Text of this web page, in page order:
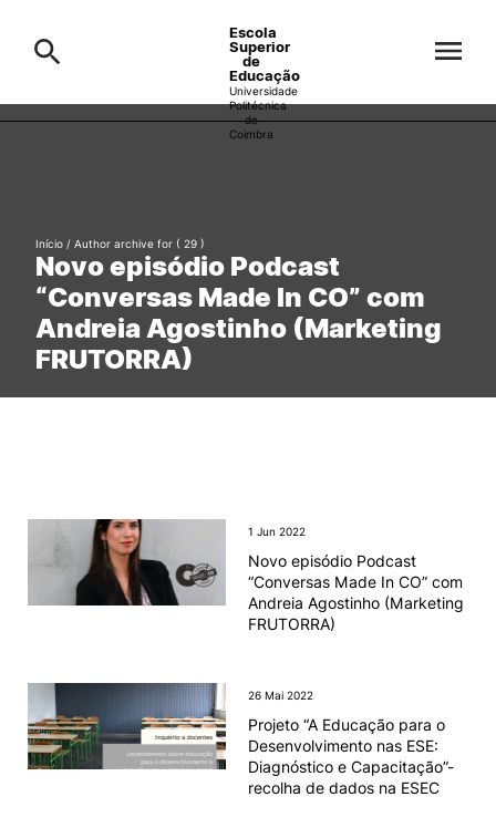
Candidatos
Docentes
Knowledge Factory
Candidaturas
Elogio / Sugestão / Reclamação Contactos Denúncias
©2026 Instituto Politécnico de Coimbra. Todos os direitos reservados.
Escola
Superior
de
Educação
Universidade
Politécnica
de
Coimbra
Formative Offer
Novo episódio Podcast
“Conversas Made In CO” com
Andreia Agostinho (Marketing
FRUTORRA)
Início / Author archive for ( 29 )
1 Jun 2022
Novo episódio Podcast
“Conversas Made In CO” com
Andreia Agostinho (Marketing
FRUTORRA)
26 Mai 2022
Projeto “A Educação para o
Desenvolvimento nas ESE:
Diagnóstico e Capacitação”-
recolha de dados na ESEC